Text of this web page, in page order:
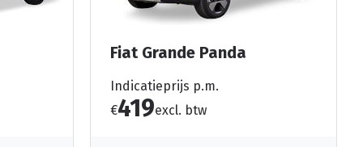
Fiat Grande Panda
Indicatieprijs p.m.
€419excl. btw